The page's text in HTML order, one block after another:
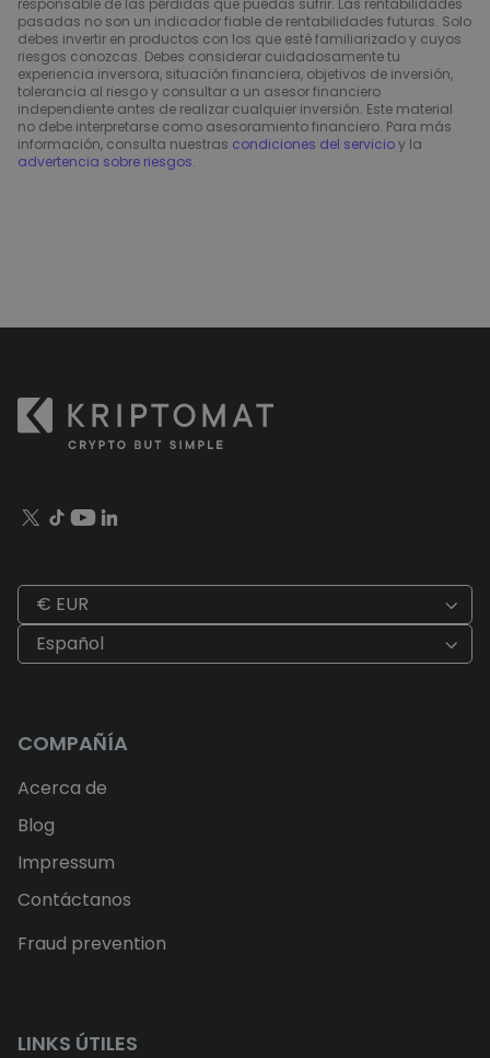
responsable de las pérdidas que puedas sufrir. Las rentabilidades
pasadas no son un indicador fiable de rentabilidades futuras. Solo
debes invertir en productos con los que esté familiarizado y cuyos
riesgos conozcas. Debes considerar cuidadosamente tu
experiencia inversora, situación financiera, objetivos de inversión,
tolerancia al riesgo y consultar a un asesor financiero
independiente antes de realizar cualquier inversión. Este material
no debe interpretarse como asesoramiento financiero. Para más
información, consulta nuestras condiciones del servicioy la
advertencia sobre riesgos.
€ EUR
Español
COMPAÑÍA
Acerca de
Blog
Impressum
Contáctanos
Fraud prevention
LINKS ÚTILES